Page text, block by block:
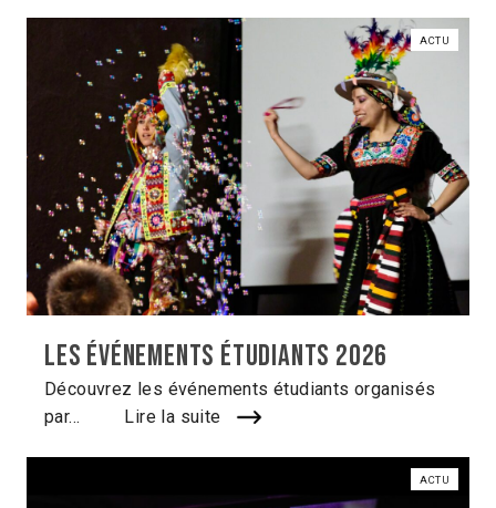
ACTU
Les événements étudiants 2026
Découvrez les événements étudiants organisés
par...
Lire la suite
ACTU